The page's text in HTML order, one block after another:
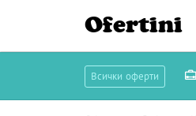
Ofertini
Всички оферти